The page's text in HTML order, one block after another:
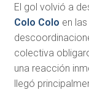
El gol volvió a
Colo Colo en
colectiva
una reacción
llegó